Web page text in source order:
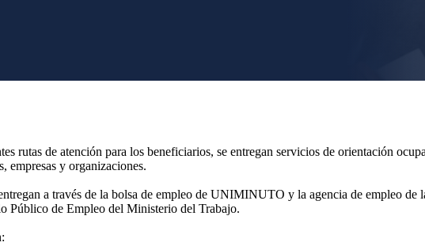
rutas de atención para los beneficiarios, se entregan servicios de orientación
empresas y organizaciones.
a través de la bolsa de empleo de UNIMINUTO y la agencia de empleo
Público de Empleo del Ministerio del Trabajo.